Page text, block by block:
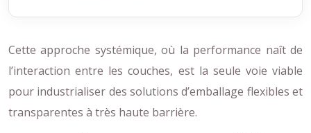
Cette approche systémique, où la performance naît de
l’interaction entre les couches, est la seule voie viable
pour industrialiser des solutions d’emballage flexibles et
transparentes à très haute barrière.